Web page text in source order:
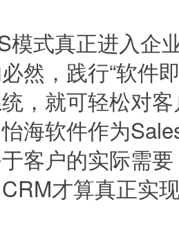
模式真正进入企
然，践行“软件
，就可轻松对
海软件作为
客户的实际需
才算真正实